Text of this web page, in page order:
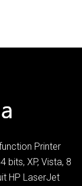
Printer
bits, XP, Vista, 8
HP LaserJet